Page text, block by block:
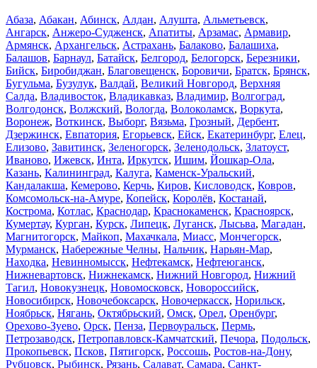
Абаза, Абакан, Абинск, Алдан, Алушта, Альметьевск,
Ангарск, Анжеро-Судженск, Апатиты, Арзамас, Армавир,
Армянск, Архангельск, Астрахань, Балаково, Балашиха,
Балашов, Барнаул, Батайск, Белгород, Белогорск, Березники,
Бийск, Биробиджан, Благовещенск, Боровичи, Братск, Брянск,
Бугульма, Бузулук, Валдай, Великий Новгород, Верхняя
Салда, Владивосток, Владикавказ, Владимир, Волгоград,
Волгодонск, Волжский, Вологда, Волоколамск, Воркута,
Воронеж, Воткинск, Выборг, Вязьма, Грозный, Дербент,
Дзержинск, Евпатория, Егорьевск, Ейск, Екатеринбург, Елец,
Елизово, Завитинск, Зеленогорск, Зеленодольск, Златоуст,
Иваново, Ижевск, Инта, Иркутск, Ишим, Йошкар-Ола,
Казань, Калининград, Калуга, Каменск-Уральский,
Кандалакша, Кемерово, Керчь, Киров, Кисловодск, Ковров,
Комсомольск-на-Амуре, Копейск, Королёв, Костанай,
Кострома, Котлас, Краснодар, Краснокаменск, Красноярск,
Кумертау, Курган, Курск, Липецк, Луганск, Лысьва, Магадан,
Магнитогорск, Майкоп, Махачкала, Миасс, Мончегорск,
Мурманск, Набережные Челны, Нальчик, Нарьян-Мар,
Находка, Невинномысск, Нефтекамск, Нефтеюганск,
Нижневартовск, Нижнекамск, Нижний Новгород, Нижний
Тагил, Новокузнецк, Новомосковск, Новороссийск,
Новосибирск, Новочебоксарск, Новочеркасск, Норильск,
Ноябрьск, Нягань, Октябрьский, Омск, Орел, Оренбург,
Орехово-Зуево, Орск, Пенза, Первоуральск, Пермь,
Петрозаводск, Петропавловск-Камчатский, Печора, Подольск,
Прокопьевск, Псков, Пятигорск, Россошь, Ростов-на-Дону,
Рубцовск, Рыбинск, Рязань, Салават, Самара, Санкт-